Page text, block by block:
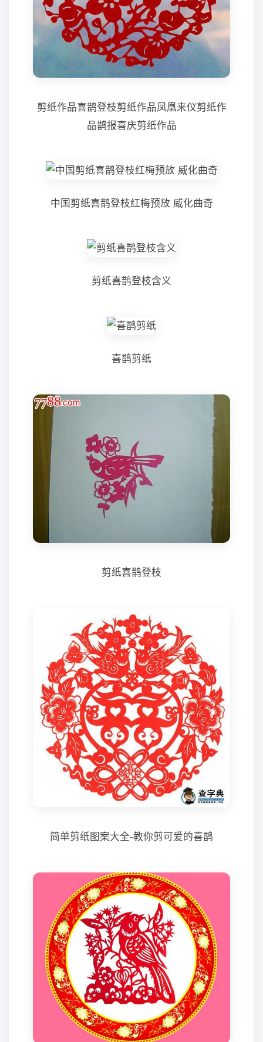
剪纸作品喜鹊登枝剪纸作品凤凰来仪剪纸作
品鹊报喜庆剪纸作品
中国剪纸喜鹊登枝红梅预放 威化曲奇
剪纸喜鹊登枝含义
喜鹊剪纸
剪纸喜鹊登枝
简单剪纸图案大全-教你剪可爱的喜鹊